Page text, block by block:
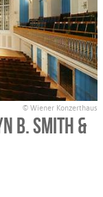
© Wiener Konzerthaus
B. Smith &